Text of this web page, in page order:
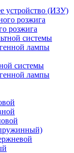
устройство (ИЗУ)
розжига
системы
лампы